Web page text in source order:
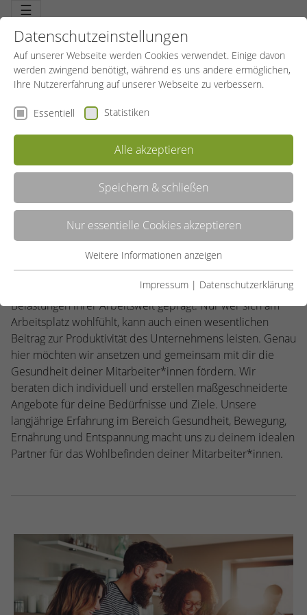
☰
BETRIEBLICHE GESUNDHEITSFÖRDERUNG
Der Erfolg von Unternehmen hängt in einem großen Maß
von qualifizierten, motivierten und gesunden
Mitarbeiter*innen ab. Gleichzeitig wird die Gesundheit
dieser Mitarbeiter*innen stark von den Bedingungen und
Belastungen ihrer Arbeitswelt geprägt. Nur wer sich am
Arbeitsplatz wohlfühlt, kann auch einen wesentlichen
Beitrag zur Produktivität des Unternehmens leisten. Genau
hier möchten wir ansetzen und gemeinsam mit dir die
Gesundheit deiner Mitarbeiter*innen fördern. Wir
beraten dich individuell und erstellen maßgeschneiderte
Angebote für deine Bedürfnisse und Ziele. Unsere
langjährige Erfahrung im Bereich Gesundheit, Bewegung,
Ernährung und Entspannung macht uns zu deinem idealen
Partner für das Wohlbefinden deiner Mitarbeiter*innen.
Datenschutzeinstellungen
Auf unserer Webseite werden Cookies verwendet. Einige davon
werden zwingend benötigt, während es uns andere ermöglichen,
Ihre Nutzererfahrung auf unserer Webseite zu verbessern.
Essentiell Statistiken
Alle akzeptieren
Speichern & schließen
Nur essentielle Cookies akzeptieren
Essentielle Cookies werden für grundlegende Funktionen der
Webseite einwandfrei funktioniert.
Name cookie_optin
Anbieter TYPO3
Laufzeit 1 Jahr
Zweck
Enthält die gewählten Cookie-
Einstellungen.
Laufzeit Sitzungsende
Zweck
Dieses Cookie ist ein Standard-Session-
Cookie von TYPO3. Es speichert im Falle
eines Benutzer-Logins die Session-ID. So
Cookie-Informationen anzeigen
Statistiken
Diese Gruppe beinhaltet alle Skripte für analytisches Tracking
und zugehörige Cookies. Es hilft uns die Nutzererfahrung der
Website zu verbessern.
Name _ga
Zweck
Dieses Cookie wird von Google Analytics
installiert. Das Cookie wird verwendet, um
Besucher-, Sitzungs- und Kampagnendaten
zu berechnen und die Nutzung der
Website für den Analysebericht der
Cookie-Informationen anzeigen
Weitere Informationen anzeigen
Impressum | Datenschutzerklärung